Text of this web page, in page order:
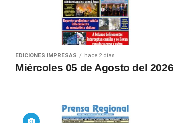
EDICIONES IMPRESAS hace 2 días
Miércoles 05 de Agosto del 2026